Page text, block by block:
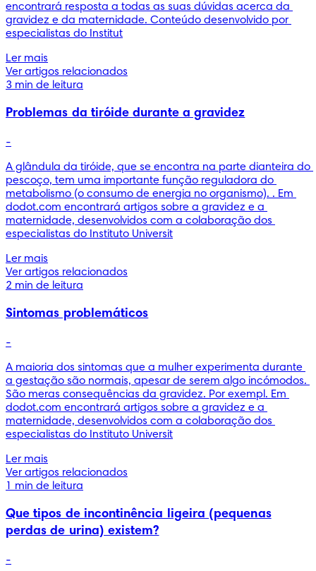
encontrará resposta a todas as suas dúvidas acerca da
gravidez e da maternidade. Conteúdo desenvolvido por
especialistas do Institut
Ler mais
Ver artigos relacionados
3 min de leitura
Problemas da tiróide durante a gravidez
-
A glândula da tiróide, que se encontra na parte dianteira do
pescoço, tem uma importante função reguladora do
metabolismo (o consumo de energia no organismo). . Em
dodot.com encontrará artigos sobre a gravidez e a
maternidade, desenvolvidos com a colaboração dos
especialistas do Instituto Universit
Ler mais
Ver artigos relacionados
2 min de leitura
Sintomas problemáticos
-
A maioria dos sintomas que a mulher experimenta durante
a gestação são normais, apesar de serem algo incómodos.
São meras consequências da gravidez. Por exempl. Em
dodot.com encontrará artigos sobre a gravidez e a
maternidade, desenvolvidos com a colaboração dos
especialistas do Instituto Universit
Ler mais
Ver artigos relacionados
1 min de leitura
Que tipos de incontinência ligeira (pequenas
perdas de urina) existem?
-